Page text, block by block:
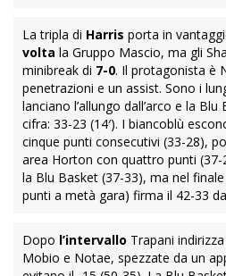
La tripla di Harris porta in
volta la Gruppo Mascio, ma gli
minibreak di 7-0. Il protagonista è
penetrazioni e un assist. Sono i
lanciano l’allungo dall’arco e la
cifra: 33-23 (14′). I biancoblù
cinque punti consecutivi (33-28),
area Horton con quattro punti (37-
la Blu Basket (37-33), ma nel
punti a metà gara) firma il 42-33
Dopo l’intervallo Trapani
Mobio e Notae, spezzate da un